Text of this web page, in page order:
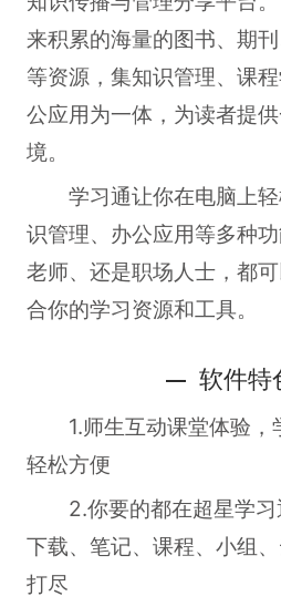
来积累的海量的图书、期
等资源，集知识管理、课
公应用为一体，为读者提
境。
学习通让你在电脑上轻
识管理、办公应用等多种功
老师、还是职场人士，都
合你的学习资源和工具。
软件特
1.师生互动课堂体验，
轻松方便
2.你要的都在超星学习
下载、笔记、课程、小组
打尽